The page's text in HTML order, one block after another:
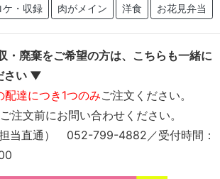
ケ・収録 肉がメイン 洋食 お花見弁当
廃棄をご希望の方は、こちらも一緒に
さい ▼
配達につき1つのみご注文ください。
注文前にお問い合わせください。
当直通） 052-799-4882／受付時間：